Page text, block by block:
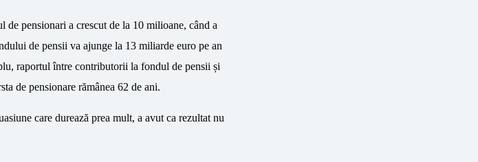
de pensionari a crescut de la 10 milioane, când a
de pensii va ajunge la 13 miliarde euro pe an
raportul între contributorii la fondul de pensii și
de pensionare rămânea 62 de ani.
care durează prea mult, a avut ca rezultat nu